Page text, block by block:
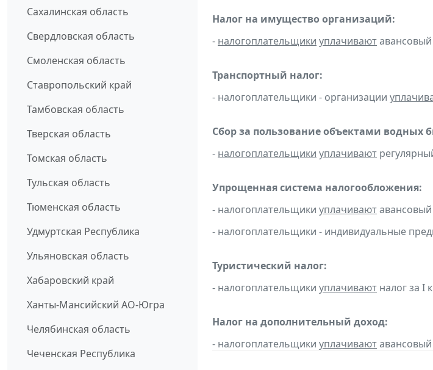
Сахалинская область
Свердловская область
Смоленская область
Ставропольский край
Тамбовская область
Тверская область
Томская область
Тульская область
Тюменская область
Удмуртская Республика
Ульяновская область
Хабаровский край
Ханты-Мансийский АО-Югра
Челябинская область
Чеченская Республика
Налог на имущество организаций:
- налогоплательщики уплачиваютавансовый
Транспортный налог:
- налогоплательщики - организации
Сбор за пользование объектами водных
- налогоплательщики уплачивают
Упрощенная система налогообложения:
- налогоплательщики уплачиваютавансовый
- налогоплательщики - индивидуальные
Туристический налог:
- налогоплательщики уплачивают налог за I
Налог на дополнительный доход:
- налогоплательщики уплачиваютавансовый